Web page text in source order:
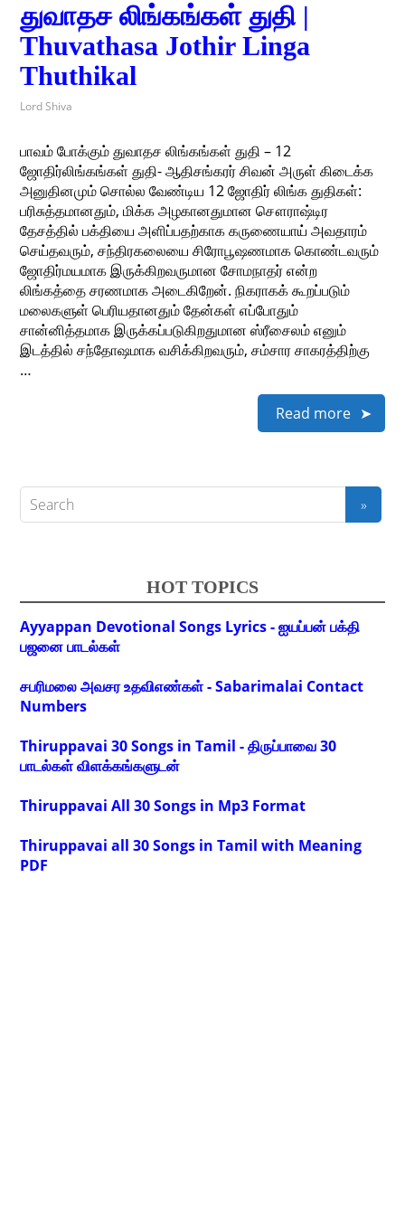
துவாதச லிங்கங்கள் துதி |
Thuvathasa Jothir Linga
Thuthikal
Lord Shiva
பாவம் போக்கும் துவாதச லிங்கங்கள் துதி – 12
ஜோதிர்லிங்கங்கள் துதி- ஆதிசங்கரர் சிவன் அருள் கிடைக்க
அனுதினமும் சொல்ல வேண்டிய 12 ஜோதிர் லிங்க துதிகள்:
பரிசுத்தமானதும், மிக்க அழகானதுமான சௌராஷ்டிர
தேசத்தில் பக்தியை அளிப்பதற்காக கருணையாய் அவதாரம்
செய்தவரும், சந்திரகலையை சிரோபூஷணமாக கொண்டவரும்
ஜோதிர்மயமாக இருக்கிறவருமான சோமநாதர் என்ற
லிங்கத்தை சரணமாக அடைகிறேன். நிகராகக் கூறப்படும்
மலைகளுள் பெரியதானதும் தேன்கள் எப்போதும்
சான்னித்தமாக இருக்கப்படுகிறதுமான ஸ்ரீசைலம் எனும்
இடத்தில் சந்தோஷமாக வசிக்கிறவரும், சம்சார சாகரத்திற்கு
…
Read more
HOT TOPICS
Ayyappan Devotional Songs Lyrics - ஐயப்பன் பக்தி
பஜனை பாடல்கள்
சபரிமலை அவசர உதவிஎண்கள் - Sabarimalai Contact
Numbers
Thiruppavai 30 Songs in Tamil - திருப்பாவை 30
பாடல்கள் விளக்கங்களுடன்
Thiruppavai All 30 Songs in Mp3 Format
Thiruppavai all 30 Songs in Tamil with Meaning
PDF